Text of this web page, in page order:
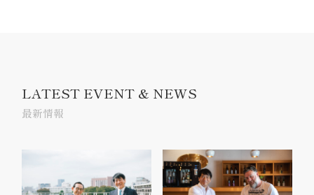
LATEST EVENT & NEWS
最新情報